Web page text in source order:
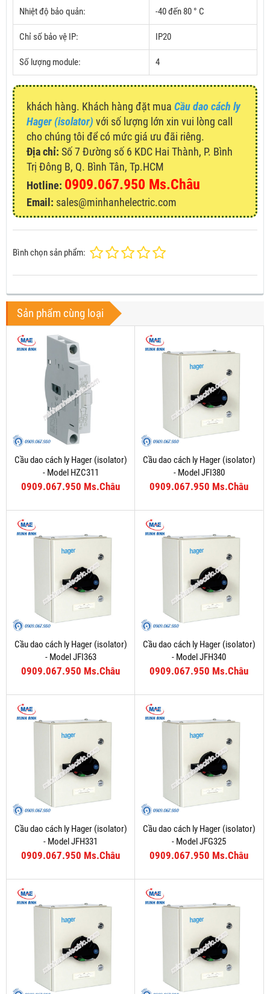
Nhiệt độ bảo quản: -40 đến 80 ° C
Chỉ số bảo vệ IP: IP20
Số lượng module: 4
khách hàng. Khách hàng đặt mua Cầu dao cách ly
Hager (isolator) với số lượng lớn xin vui lòng call
cho chúng tôi để có mức giá ưu đãi riêng.
Địa chỉ: Số 7 Đường số 6 KDC Hai Thành, P. Bình
Trị Đông B, Q. Bình Tân, Tp.HCM
Hotline: 0909.067.950 Ms.Châu
Email: sales@minhanhelectric.com
Bình chọn sản phẩm:
Sản phẩm cùng loại
Cầu dao cách ly Hager (isolator)
- Model HZC311
0909.067.950 Ms.Châu
Cầu dao cách ly Hager (isolator)
- Model JFI380
0909.067.950 Ms.Châu
Cầu dao cách ly Hager (isolator)
- Model JFI363
0909.067.950 Ms.Châu
Cầu dao cách ly Hager (isolator)
- Model JFH340
0909.067.950 Ms.Châu
Cầu dao cách ly Hager (isolator)
- Model JFH331
0909.067.950 Ms.Châu
Cầu dao cách ly Hager (isolator)
- Model JFG325
0909.067.950 Ms.Châu